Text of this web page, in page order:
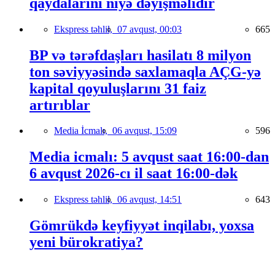
Ekspress təhlil, 07 avqust, 00:03 665
BP və tərəfdaşları hasilatı 8 milyon
ton səviyyəsində saxlamaqla AÇG-yə
kapital qoyuluşlarını 31 faiz
artırıblar
Media İcmalı, 06 avqust, 15:09 596
Media icmalı: 5 avqust saat 16:00-dan
6 avqust 2026-cı il saat 16:00-dək
Ekspress təhlil, 06 avqust, 14:51 643
Gömrükdə keyfiyyət inqilabı, yoxsa
yeni bürokratiya?